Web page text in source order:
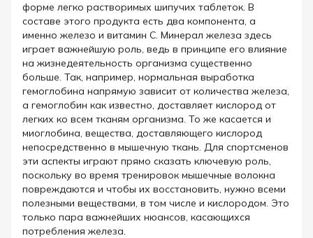
форме легко растворимых шипучих таблеток. В
составе этого продукта есть два компонента, а
именно железо и витамин С. Минерал железа здесь
играет важнейшую роль, ведь в принципе его влияние
на жизнедеятельность организма существенно
больше. Так, например, нормальная выработка
гемоглобина напрямую зависит от количества железа,
а гемоглобин как известно, доставляет кислород от
легких ко всем тканям организма. То же касается и
миоглобина, вещества, доставляющего кислород
непосредственно в мышечную ткань. Для спортсменов
эти аспекты играют прямо сказать ключевую роль,
поскольку во время тренировок мышечные волокна
повреждаются и чтобы их восстановить, нужно всеми
полезными веществами, в том числе и кислородом. Это
только пара важнейших нюансов, касающихся
потребления железа.